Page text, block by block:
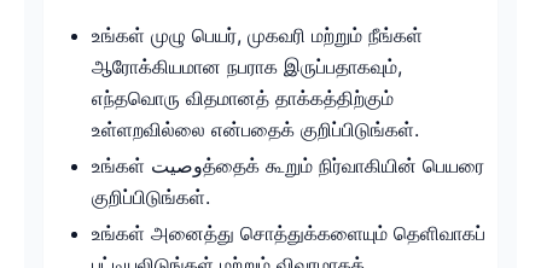
உங்கள் முழு பெயர், முகவரி மற்றும் நீங்கள்
ஆரோக்கியமான நபராக இருப்பதாகவும்,
எந்தவொரு விதமானத் தாக்கத்திற்கும்
உள்ளறவில்லை என்பதைக் குறிப்பிடுங்கள்.
உங்கள் وصيتத்தைக் கூறும் நிர்வாகியின் பெயரை
குறிப்பிடுங்கள்.
உங்கள் அனைத்து சொத்துக்களையும் தெளிவாகப்